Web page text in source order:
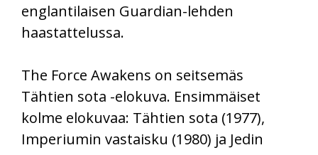
englantilaisen Guardian-lehden
haastattelussa.
The Force Awakens on seitsemäs
Tähtien sota -elokuva. Ensimmäiset
kolme elokuvaa: Tähtien sota (1977),
Imperiumin vastaisku (1980) ja Jedin